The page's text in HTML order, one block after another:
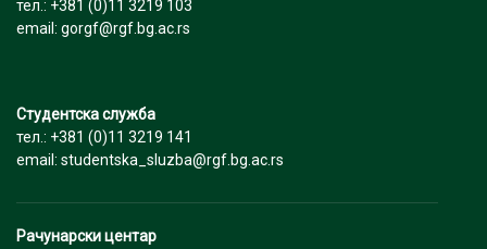
тел.: +381 (0)11 3219 103
email: gorgf@rgf.bg.ac.rs
Студентска служба
тел.: +381 (0)11 3219 141
email: studentska_sluzba@rgf.bg.ac.rs
Рачунарски центар